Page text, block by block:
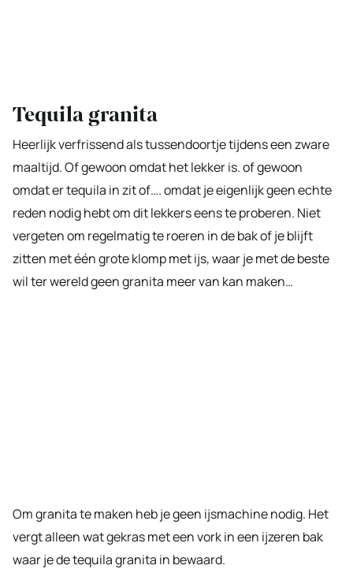
Tequila granita
Heerlijk verfrissend als tussendoortje tijdens een zware
maaltijd. Of gewoon omdat het lekker is. of gewoon
omdat er tequila in zit of…. omdat je eigenlijk geen echte
reden nodig hebt om dit lekkers eens te proberen. Niet
vergeten om regelmatig te roeren in de bak of je blijft
zitten met één grote klomp met ijs, waar je met de beste
wil ter wereld geen granita meer van kan maken…
Om granita te maken heb je geen ijsmachine nodig. Het
vergt alleen wat gekras met een vork in een ijzeren bak
waar je de tequila granita in bewaard.